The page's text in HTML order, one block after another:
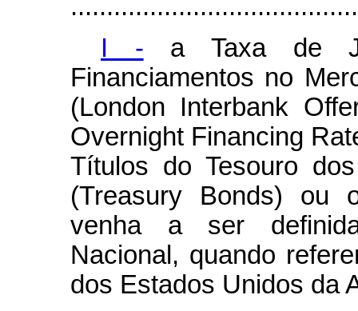
I - a Taxa de
Financiamentos no
(London Interbank
Overnight Financing
Títulos do Tesouro
(Treasury Bonds) ou
venha a ser
Nacional, quando
dos Estados Unidos da